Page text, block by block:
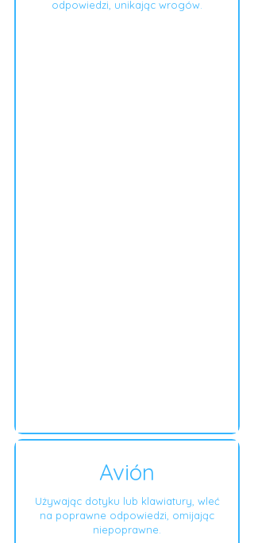
odpowiedzi, unikając wrogów.
Avión
Używając dotyku lub klawiatury, wleć
na poprawne odpowiedzi, omijając
niepoprawne.